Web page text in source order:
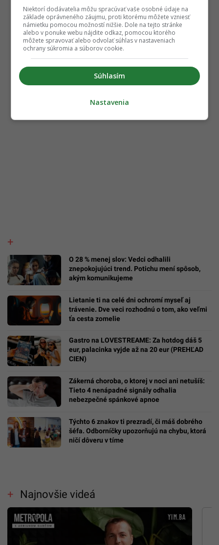
O 28 % menej slov: Vedci odhalili
znepokojujúci trend. Potichu mení spôsob,
akým komunikujeme
Lietanie ti na celé dni ochromí myseľ aj
trávenie. Dve veci rozhodnú o tom, ako veľmi
ťa cesta zomelie
Gastro na LOVESTREAME: Za hotdog dáš 5
eur, palacinka vyjde až na 20 eur (PREHĽAD
CIEN)
Zákerná choroba, o ktorej v noci ani netušíš:
Tieto 4 nenápadné signály odhalia
nebezpečné spánkové apnoe
Týchto 6 znakov ti prezradí, či máš dobrého
šéfa. Odborníčky upozorňujú na chybu, ktorá
ničí dôveru v tíme
Najnovšie videá
Niektorí dodávatelia môžu spracúvať vaše osobné údaje na
základe oprávneného záujmu, proti ktorému môžete vzniesť
námietku pomocou možností nižšie. Dole na tejto stránke
alebo v ponuke webu nájdite odkaz, pomocou ktorého
môžete spravovať alebo odvolať súhlas v nastaveniach
ochrany súkromia a súborov cookie.
Súhlasím
Nastavenia